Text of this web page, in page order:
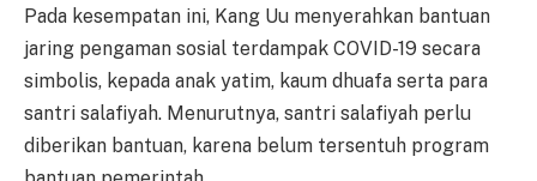
Pada kesempatan ini, Kang Uu menyerahkan bantuan
jaring pengaman sosial terdampak COVID-19 secara
simbolis, kepada anak yatim, kaum dhuafa serta para
santri salafiyah. Menurutnya, santri salafiyah perlu
diberikan bantuan, karena belum tersentuh program